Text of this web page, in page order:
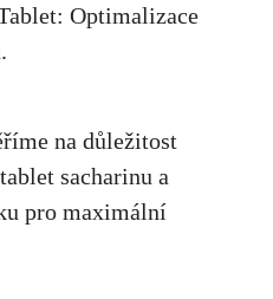
Optimalizace
⁢na důležitost
sacharinu a
pro ⁤maximální‍